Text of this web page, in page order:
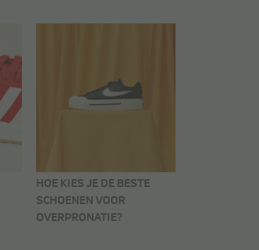
HOE KIES JE DE BESTE
SCHOENEN VOOR
OVERPRONATIE?